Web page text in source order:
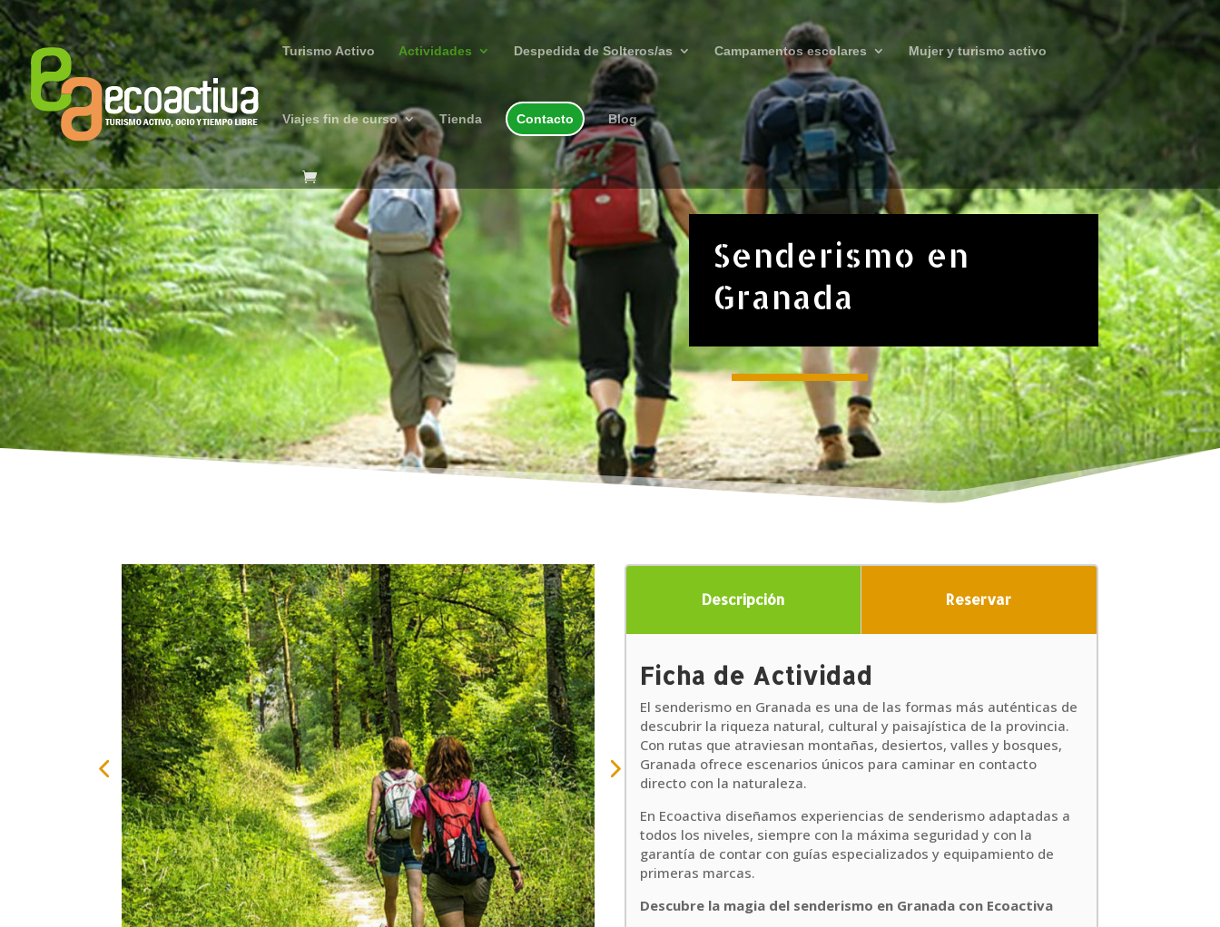
Turismo Activo Actividades Despedida de Solteros/as Campamentos escolares Mujer y turismo activo
Viajes fin de curso Tienda Contacto Blog
Senderismo en
Granada
Descripción Reservar
Ficha de Actividad
El senderismo en Granada es una de las formas más auténticas de
descubrir la riqueza natural, cultural y paisajística de la provincia.
Con rutas que atraviesan montañas, desiertos, valles y bosques,
Granada ofrece escenarios únicos para caminar en contacto
directo con la naturaleza.
En Ecoactiva diseñamos experiencias de senderismo adaptadas a
todos los niveles, siempre con la máxima seguridad y con la
garantía de contar con guías especializados y equipamiento de
primeras marcas.
Descubre la magia del senderismo en Granada con Ecoactiva